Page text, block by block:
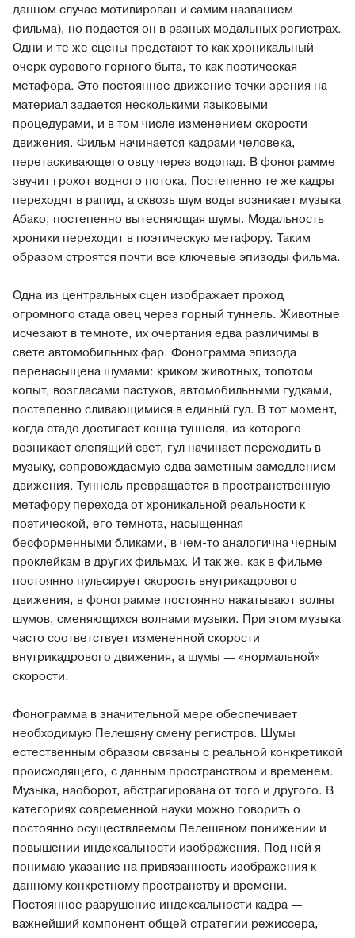
данном случае мотивирован и самим названием
фильма), но подается он в разных модальных регистрах.
Одни и те же сцены предстают то как хроникальный
очерк сурового горного быта, то как поэтическая
метафора. Это постоянное движение точки зрения на
материал задается несколькими языковыми
процедурами, и в том числе изменением скорости
движения. Фильм начинается кадрами человека,
перетаскивающего овцу через водопад. В фонограмме
звучит грохот водного потока. Постепенно те же кадры
переходят в рапид, а сквозь шум воды возникает музыка
Абако, постепенно вытесняющая шумы. Модальность
хроники переходит в поэтическую метафору. Таким
образом строятся почти все ключевые эпизоды фильма.
Одна из центральных сцен изображает проход
огромного стада овец через горный туннель. Животные
исчезают в темноте, их очертания едва различимы в
свете автомобильных фар. Фонограмма эпизода
перенасыщена шумами: криком животных, топотом
копыт, возгласами пастухов, автомобильными гудками,
постепенно сливающимися в единый гул. В тот момент,
когда стадо достигает конца туннеля, из которого
возникает слепящий свет, гул начинает переходить в
музыку, сопровождаемую едва заметным замедлением
движения. Туннель превращается в пространственную
метафору перехода от хроникальной реальности к
поэтической, его темнота, насыщенная
бесформенными бликами, в чем-то аналогична черным
проклейкам в других фильмах. И так же, как в фильме
постоянно пульсирует скорость внутрикадрового
движения, в фонограмме постоянно накатывают волны
шумов, сменяющихся волнами музыки. При этом музыка
часто соответствует измененной скорости
внутрикадрового движения, а шумы — «нормальной»
скорости.
Фонограмма в значительной мере обеспечивает
необходимую Пелешяну смену регистров. Шумы
естественным образом связаны с реальной конкретикой
происходящего, с данным пространством и временем.
Музыка, наоборот, абстрагирована от того и другого. В
категориях современной науки можно говорить о
постоянно осуществляемом Пелешяном понижении и
повышении индексальности изображения. Под ней я
понимаю указание на привязанность изображения к
данному конкретному пространству и времени.
Постоянное разрушение индексальности кадра —
важнейший компонент общей стратегии режиссера,